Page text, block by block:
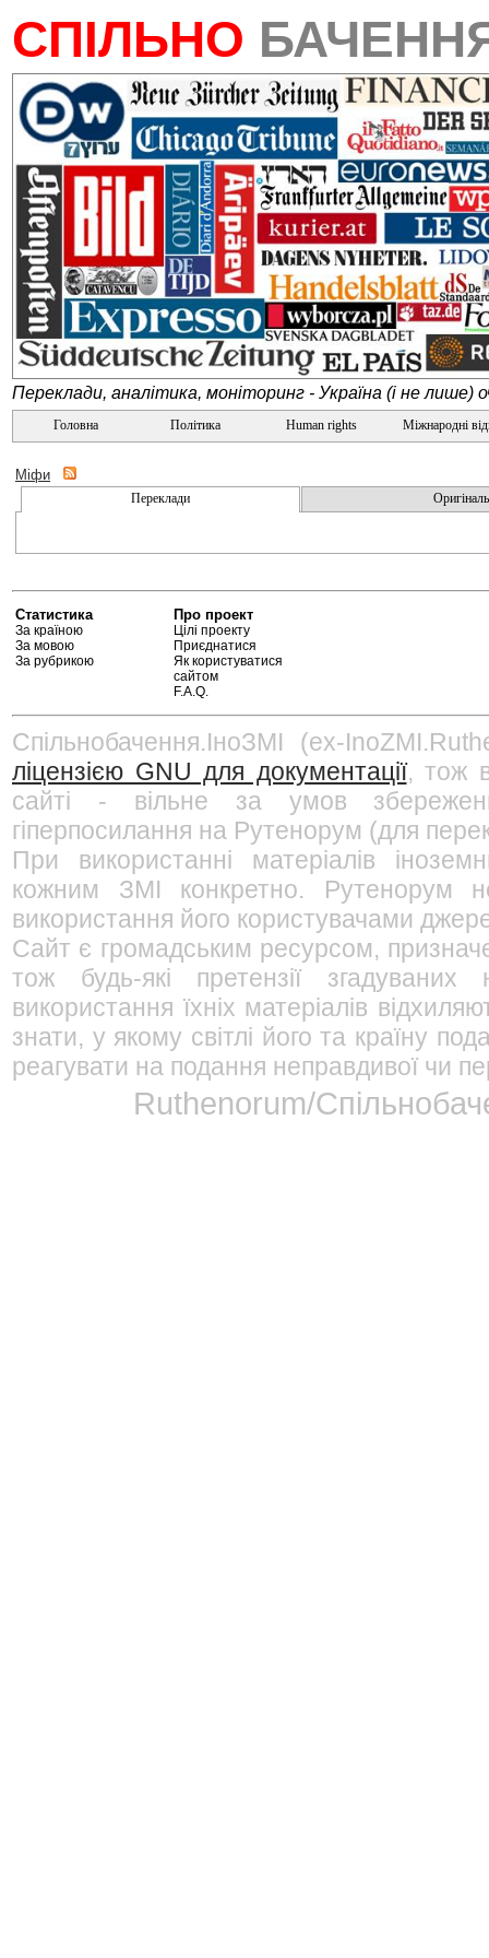
СПІЛЬНО
Переклади, аналітика, моніторинг - Україна (і не лише)
Головна Політика Human rights Міжнародні
Міфи
Переклади
Статистика
За країною
За мовою
За рубрикою
Про проект
Цілі проекту
Приєднатися
Як користуватися
сайтом
F.A.Q.
Спільнобачення.ІноЗМІ (ex-
ліцензією GNU для документації, тож
сайті - вільне за умов
гіперпосилання на Рутенорум (для
При використанні матеріалів
кожним ЗМІ конкретно. Рутенорум
використання його користувачами
Сайт є громадським ресурсом,
тож будь-які претензії
використання їхніх матеріалів
знати, у якому світлі його та країну
реагувати на подання неправдивої чи
Ruthenorum/